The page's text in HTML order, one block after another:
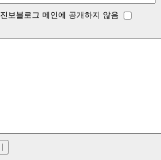
진보블로그 메인에 공개하지 않음